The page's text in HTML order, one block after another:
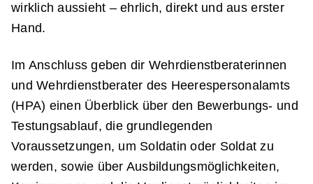
wirklich aussieht – ehrlich, direkt und aus erster
Hand.
Im Anschluss geben dir Wehrdienstberaterinnen
und Wehrdienstberater des Heerespersonalamts
(HPA) einen Überblick über den Bewerbungs- und
Testungsablauf, die grundlegenden
Voraussetzungen, um Soldatin oder Soldat zu
werden, sowie über Ausbildungsmöglichkeiten,